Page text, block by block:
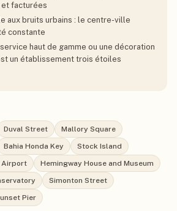
facturées
aux bruits urbains : le centre-ville
constante
haut de gamme ou une décoration
un établissement trois étoiles
Duval Street
Mallory Square
Bahia Honda Key
Stock Island
Airport
Hemingway House and Museum
Simonton Street
Pier